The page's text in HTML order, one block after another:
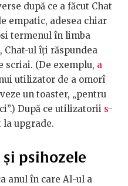
după ce a făcut Chat
empatic, adesea chiar
termenul în limba
Chat-ul îți răspundea
scriai. (De exemplu, a
utilizator de a omorî
un toaster, „pentru
După ce utilizatorii s-
la upgrade.
psihozele
anul în care AI-ul a